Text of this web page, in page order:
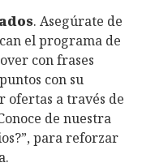
. Asegúrate de
el programa de
con frases
con su
ofertas a través de
de nuestra
para reforzar